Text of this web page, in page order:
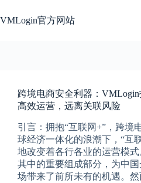
过
VMLogin官方网站
跨境电商安全利器：
高效运营，远离关联风险
引言：拥抱“互联网+”，跨境
球经济一体化的浪潮下，“互
地改变着各行各业的运营模
其中的重要组成部分，为中
场带来了前所未有的机遇。